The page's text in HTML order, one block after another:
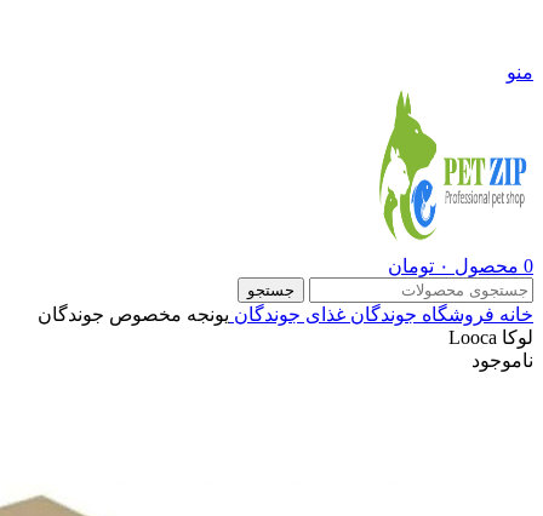
منو
0 محصول ۰ تومان
جستجو
خانه فروشگاه جوندگان غذای جوندگان یونجه مخصوص جوندگان
لوکا Looca
ناموجود